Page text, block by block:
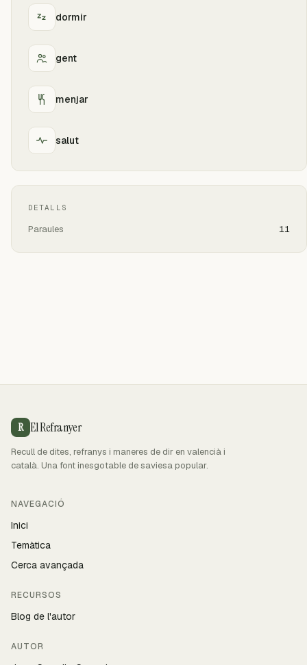
dormir
gent
menjar
salut
DETALLS
Paraules 11
R El Refranyer
Recull de dites, refranys i maneres de dir en valencià i
català. Una font inesgotable de saviesa popular.
NAVEGACIÓ
Inici
Temàtica
Cerca avançada
RECURSOS
Blog de l'autor
AUTOR